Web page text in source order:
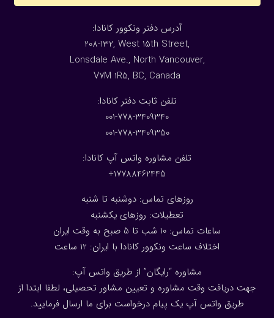
:آدرس دفتر ونکوور کانادا
208-132, West 15th Street,
Lonsdale Ave., North Vancouver,
V7M 1R5, BC, Canada
:تلفن ثابت دفتر کانادا
001-778-3409340
001-778-3409350
تلفن مشاوره واتس آپ کانادا:
17788462445+
روزهای تماس: دوشنبه تا شنبه
تعطیلات: روزهای یکشنبه
ساعات تماس: 10 شب تا 5 صبح به وقت ایران
اختلاف ساعت ونکوور کانادا با ایران: 1 2 ساعت
مشاوره “رایگان” از طریق واتس آپ:
جهت دریافت وقت مشاوره و تعیین مشاور تحصیلی، لطفا ابتدا از
طریق واتس آپ یک پیام درخواست برای ما ارسال فرمایید.